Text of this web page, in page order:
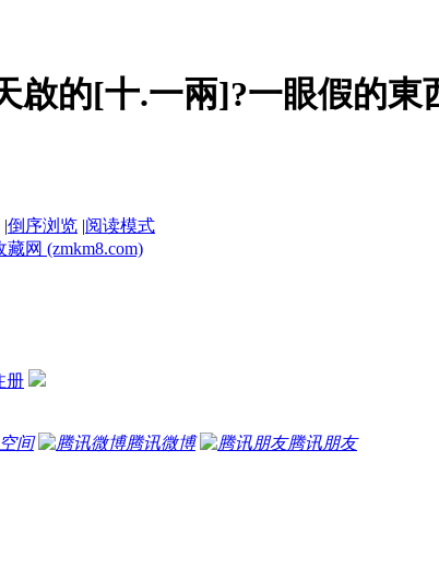
啟的[十.一兩]?一眼假的東
|倒序浏览 |阅读模式
网 (zmkm8.com)
册
间 腾讯微博
腾讯朋友